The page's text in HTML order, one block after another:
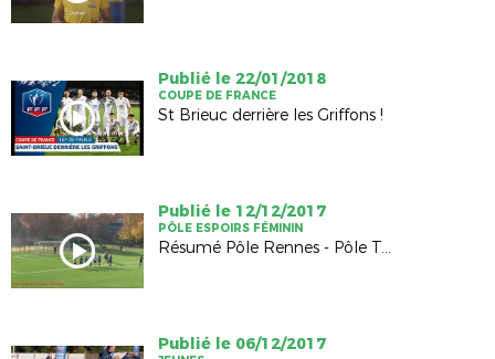
Publié le 22/01/2018
COUPE DE FRANCE
St Brieuc derrière les Griffons !
Publié le 12/12/2017
PÔLE ESPOIRS FÉMININ
Résumé Pôle Rennes - Pôle Tours
Publié le 06/12/2017